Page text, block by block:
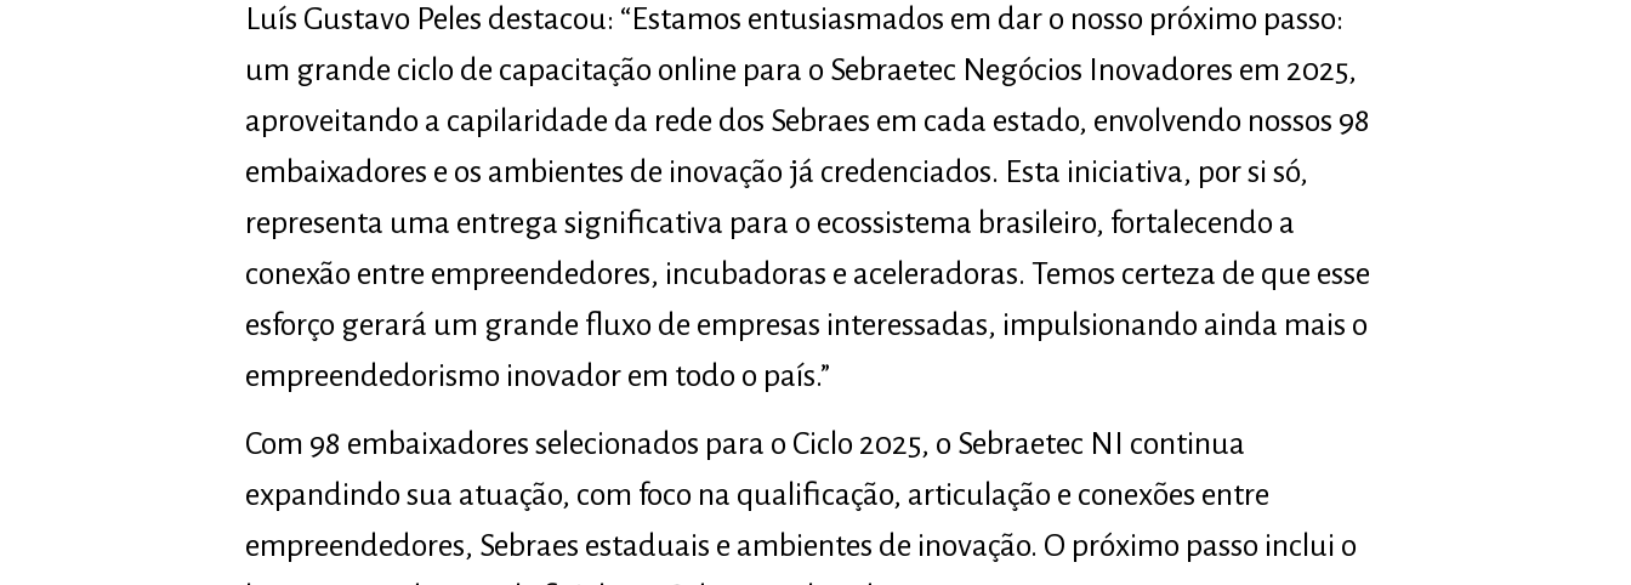
Luís Gustavo Peles destacou: “Estamos entusiasmados em dar o nosso próximo passo:
um grande ciclo de capacitação online para o Sebraetec Negócios Inovadores em 2025,
aproveitando a capilaridade da rede dos Sebraes em cada estado, envolvendo nossos 98
embaixadores e os ambientes de inovação já credenciados. Esta iniciativa, por si só,
representa uma entrega significativa para o ecossistema brasileiro, fortalecendo a
conexão entre empreendedores, incubadoras e aceleradoras. Temos certeza de que esse
esforço gerará um grande fluxo de empresas interessadas, impulsionando ainda mais o
empreendedorismo inovador em todo o país.”
Com 98 embaixadores selecionados para o Ciclo 2025, o Sebraetec NI continua
expandindo sua atuação, com foco na qualificação, articulação e conexões entre
empreendedores, Sebraes estaduais e ambientes de inovação. O próximo passo inclui o